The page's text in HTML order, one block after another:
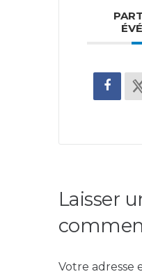
Laisser
Votre adresse